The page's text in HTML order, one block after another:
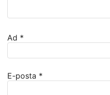
Ad *
E-posta *